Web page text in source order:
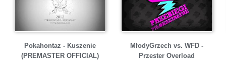
Pokahontaz - Kuszenie
(PREMASTER OFFICIAL)
MłodyGrzech vs. WFD -
Przester Overload